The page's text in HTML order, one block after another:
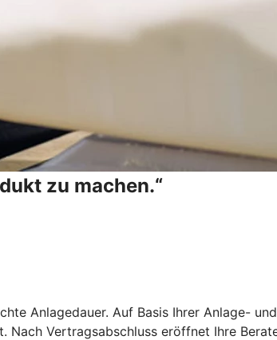
zu machen.“
Anlagedauer. Auf Basis Ihrer Anlage-
Vertragsabschluss eröffnet Ihre